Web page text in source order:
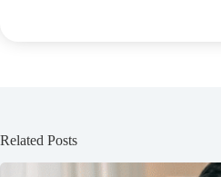
Related Posts